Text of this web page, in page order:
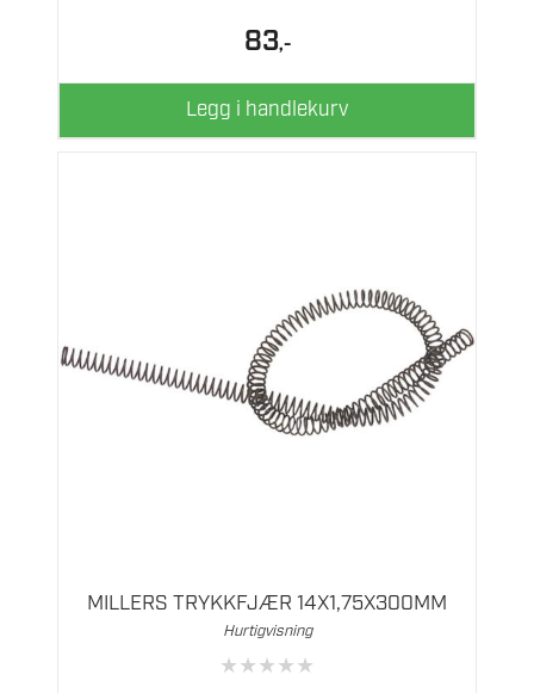
83,-
Legg i handlekurv
MILLERS TRYKKFJÆR 14X1,75X300MM
Hurtigvisning
★★★★★